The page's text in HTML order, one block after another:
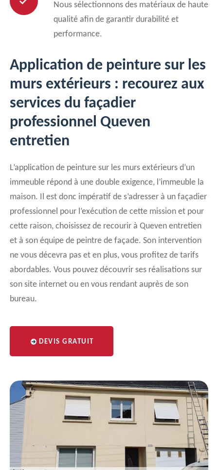
Nous sélectionnons des matériaux de haute
qualité afin de garantir durabilité et
performance.
Application de peinture sur les
murs extérieurs : recourez aux
services du façadier
professionnel Queven
entretien
L’application de peinture sur les murs extérieurs d’un
immeuble répond à une double exigence, l’immeuble la
maison. Il est donc impératif de s’adresser à un façadier
professionnel pour l’exécution de cette mission et pour
cette raison, choisissez de recourir à Queven entretien
et à son équipe de peintre de façade. Son intervention
ne vous décevra pas et en plus, vous profitez de tarifs
abordables. Vous pouvez découvrir ses réalisations sur
son site internet ou en vous rendant auprès de son
bureau.
DEVIS GRATUIT